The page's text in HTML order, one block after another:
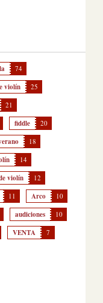
74
violín 25
21
fiddle 20
18
14
violín 12
11 Arco 10
audiciones 10
VENTA 7